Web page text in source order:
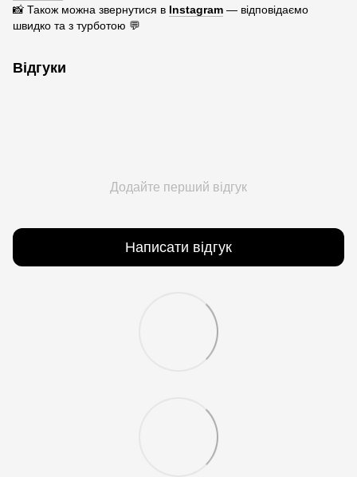
📸 Також можна звернутися в Instagram — відповідаємо
швидко та з турботою 💬
Відгуки
Додайте перший відгук
Написати відгук